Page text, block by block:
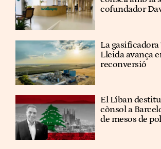
cofundador
La gasificadora
Lleida avança
reconversió
El Líban
cònsol a
de mesos de